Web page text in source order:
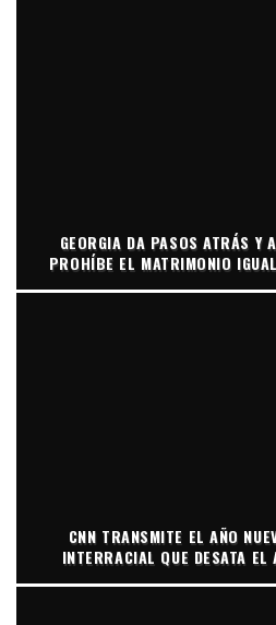
GEORGIA DA PASOS ATRÁS Y
PROHÍBE EL MATRIMONIO
CNN TRANSMITE EL AÑO
INTERRACIAL QUE DESATA